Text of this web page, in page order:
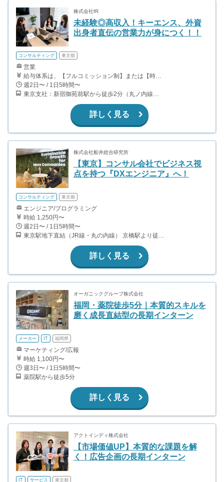
株式会社fR
未経験◎高収入！キーエンス、外資
出身者直伝の営業力が身につく！！
コンサルティング 東京都
営業
給与体系は、【フルコミッション制】または【時給制】 から選択できます。 ▼フルコミッション制（業務委託） ①アポインター：自身が獲得したアポイントが成約に至った場合、粗利の30％を支給 ②クローザー：商談から契約まで担当し、成約に至った場合、粗利の50％を支給 ※粗利とは、販売金額から仕入れ費用（メーカーさんへの支払い）を差し引いた利益のことを指します。 【報酬例】 粗利100万円の場合、アポインターで約30万円、クローザーで約50万円のコミッションを支給（1件あたり） ▼時給制も選択可能 時給1,400円＋インセンティブあり ※時給制の場合 アポインター：成約時に粗利の10％を支給
週2日〜 / 1日5時間〜
東京支社：新宿御苑前駅から徒歩2分（丸ノ内線） 営業エリアは、主に1都3県（関東エリア）の住宅街。 平日：東京支社に集合後、営業エリアへ移動 土日：営業エリア最寄り駅に集合し、現地へ移動
詳しく見る
株式会社船井総合研究所
【東京】コンサル会社でビジネス視
点を持つ『DXエンジニア』へ！
コンサルティング 東京都
エンジニア/プログラミング
時給 1,250円〜
週2日〜 / 1日5時間〜
東京駅地下直結（JR線・丸の内線） 京橋駅より徒歩3分（銀座線） 日本橋駅より徒歩6分（東西線、銀座線、都営浅草線）
詳しく見る
オーガニックグループ株式会社
福岡・薬院徒歩5分｜本質的スキルを
磨く成長直結型の長期インターン
メーカー IT 福岡県
マーケティング/広報
時給 1,100円〜
週3日〜 / 1日5時間〜
薬院駅から徒歩5分
詳しく見る
アクトインディ株式会社
【市場価値UP】本質的な課題を解
く！広告企画の長期インターン
IT サービス 東京都